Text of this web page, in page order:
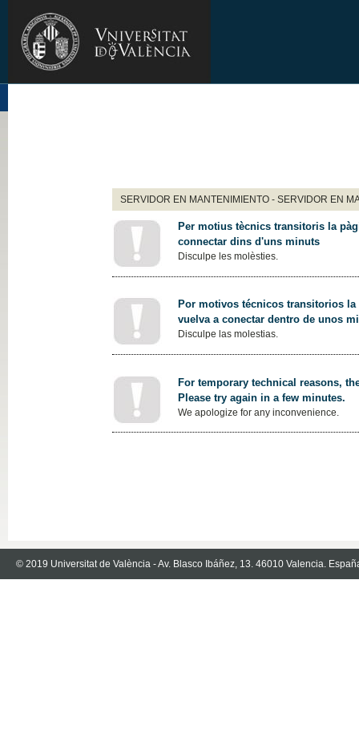
SERVIDOR EN MANTENIMIENTO - SERVIDOR EN
Per motius tècnics transitoris la
connectar dins d'uns minuts
Disculpe les molèsties.
Por motivos técnicos transitorios
vuelva a conectar dentro de unos
Disculpe las molestias.
For temporary technical reasons,
Please try again in a few minutes.
We apologize for any inconvenience.
© 2019 Universitat de València - Av. Blasco Ibáñez, 13. 46010 Valencia.